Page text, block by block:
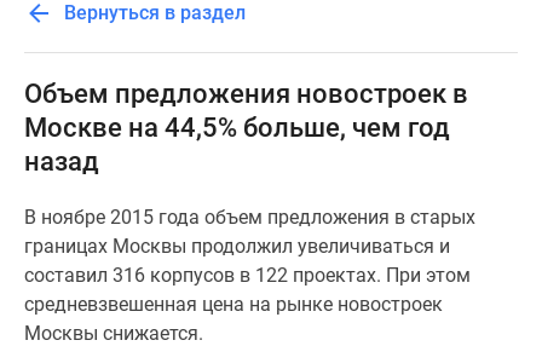
Москвы
Готовые
новостройки
Новостройки
карте
предложения
Коммерческие
помещения
Продавцы
Вернуться в раздел
Объем предложения новостроек в
Москве на 44,5% больше, чем год
назад
В ноябре 2015 года объем предложения в старых
границах Москвы продолжил увеличиваться и
составил 316 корпусов в 122 проектах. При этом
средневзвешенная цена на рынке новостроек
Москвы снижается.